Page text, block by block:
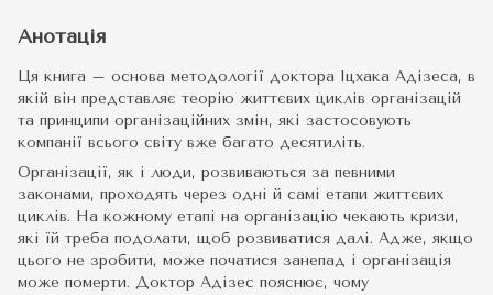
Анотація
Ця книга – основа методології доктора Іцхака Адізеса, в
якій він представляє теорію життєвих циклів організацій
та принципи організаційних змін, які застосовують
компанії всього світу вже багато десятиліть.
Організації, як і люди, розвиваються за певними
законами, проходять через одні й самі етапи життєвих
циклів. На кожному етапі на організацію чекають кризи,
які їй треба подолати, щоб розвиватися далі. Адже, якщо
цього не зробити, може початися занепад і організація
може померти. Доктор Адізес пояснює, чому